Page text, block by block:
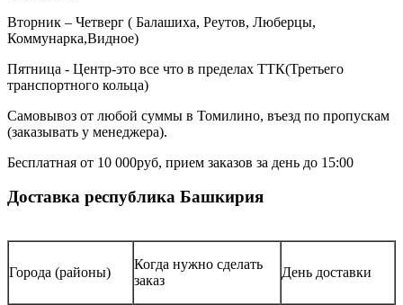
Вторник – Четверг ( Балашиха, Реутов, Люберцы,
Коммунарка,Видное)
Пятница - Центр-это все что в пределах ТТК(Третьего
транспортного кольца)
Самовывоз от любой суммы в Томилино, въезд по пропускам
(заказывать у менеджера).
Бесплатная от 10 000руб, прием заказов за день до 15:00
Доставка республика Башкирия
Города (районы)
Когда нужно сделать
заказ
День доставки